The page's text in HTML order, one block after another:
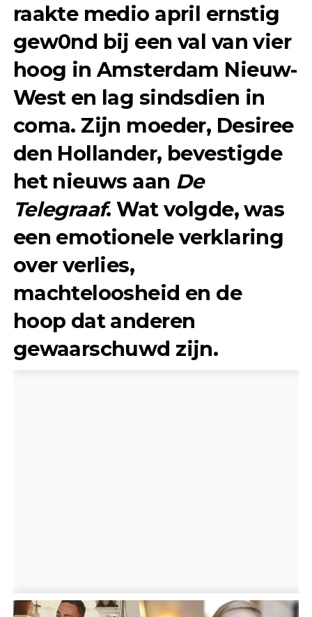
raakte medio april ernstig
gew0nd bij een val van vier
hoog in Amsterdam Nieuw-
West en lag sindsdien in
coma. Zijn moeder, Desiree
den Hollander, bevestigde
het nieuws aan De
Telegraaf. Wat volgde, was
een emotionele verklaring
over verlies,
machteloosheid en de
hoop dat anderen
gewaarschuwd zijn.